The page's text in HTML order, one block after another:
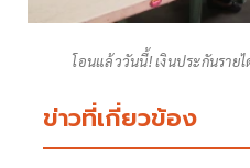
โอนแล้ววันนี้! เงินประกันราย
ข่าวที่เกี่ยวข้อง